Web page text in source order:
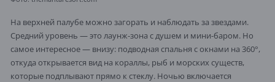
На верхней палубе можно загорать и наблюдать за звездами.
Средний уровень — это лаунж-зона с душем и мини-баром. Но
самое интересное — внизу: подводная спальня с окнами на 360°,
откуда открывается вид на кораллы, рыб и морских существ,
которые подплывают прямо к стеклу. Ночью включается